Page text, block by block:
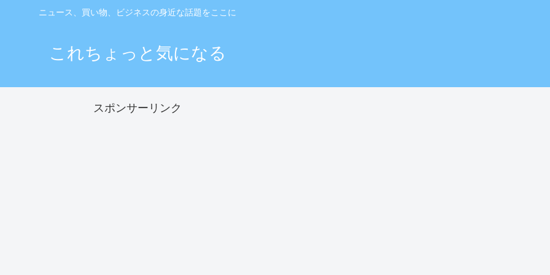
ニュース、買い物、ビジネスの身近な話題をここに
これちょっと気になる
スポンサーリンク